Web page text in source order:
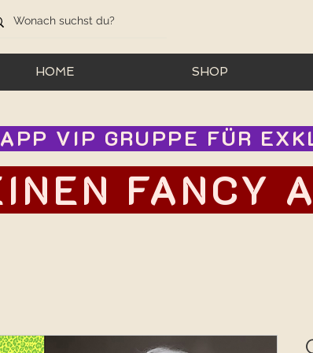
HOME SHOP
VIP GRUPPE FÜR